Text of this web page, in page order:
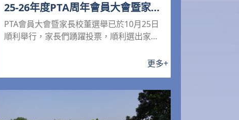
25-26年度PTA周年會員大會暨家長
校董選舉
PTA會員大會暨家長校董選舉已於10月25日
順利舉行，家長們踴躍投票，順利選出家長
更多+